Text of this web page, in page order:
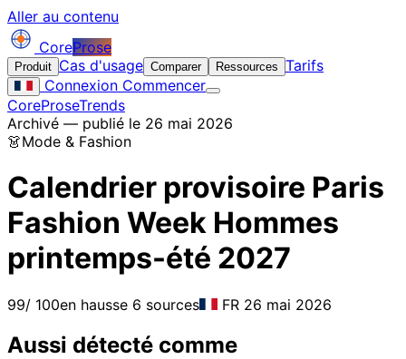
Aller au contenu
CoreProse
Produit Cas d'usage Comparer Ressources Tarifs
Connexion Commencer
CoreProseTrends
Archivé — publié le 26 mai 2026
👗Mode & Fashion
Calendrier provisoire Paris
Fashion Week Hommes
printemps-été 2027
99/ 100en hausse 6 sources FR 26 mai 2026
Aussi détecté comme